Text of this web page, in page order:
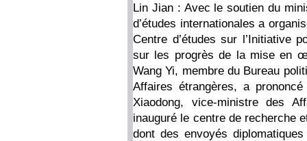
Lin Jian : Avec le soutien du
d’études internationales a
Centre d’études sur l’Initiative
sur les progrès de la mise en
Wang Yi, membre du Bureau
Affaires étrangères, a
Xiaodong, vice-ministre des
inauguré le centre de recherche
dont des envoyés